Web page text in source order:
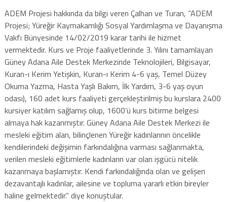
ADEM Projesi hakkında da bilgi veren Çalhan ve Turan, “ADEM
Projesi; Yüreğir Kaymakamlığı Sosyal Yardımlaşma ve Dayanışma
Vakfı Bünyesinde 14/02/2019 karar tarihi ile hizmet
vermektedir. Kurs ve Proje faaliyetlerinde 3. Yılını tamamlayan
Güney Adana Aile Destek Merkezinde Teknolojileri, Bilgisayar,
Kuran-ı Kerim Yetişkin, Kuran-ı Kerim 4-6 yaş, Temel Düzey
Okuma Yazma, Hasta Yaşlı Bakım, İlk Yardım, 3-6 yaş oyun
odası), 160 adet kurs faaliyeti gerçekleştirilmiş bu kurslara 2400
kursiyer katılım sağlamış olup, 1600’ü kurs bitirme belgesi
almaya hak kazanmıştır. Güney Adana Aile Destek Merkezi ile
mesleki eğitim alan, bilinçlenen Yüreğir kadınlarının öncelikle
kendilerindeki değişimin farkındalığına varması sağlanmakta,
verilen mesleki eğitimlerle kadınların var olan işgücü nitelik
kazanmaya başlamıştır. Kendi farkındalığında olan ve gelişen
dezavantajlı kadınlar, ailesine ve topluma yararlı etkin bireyler
haline gelmektedir.” diye konuştular.